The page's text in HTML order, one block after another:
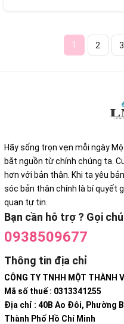
1 2 3
Hãy sống trọn vẹn mỗi ngày
bắt nguồn từ chính chúng ta.
hơn với bản thân. Khi ta yêu
sóc bản thân chính là bí quyết
quan tự tin.
Bạn cần hỗ trợ ? Gọi
0938509677
Thông tin địa chỉ
CÔNG TY TNHH MỘT THÀNH
Mã số thuế : 0313341255
Địa chỉ : 40B Ao Đôi, Phường
Thành Phố Hồ Chí Minh